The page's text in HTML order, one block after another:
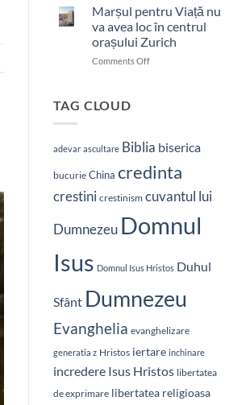
bătut
cu
brutalitate
în
Nepal:
L
pe
Marșul pentru Viață nu
va avea loc în centrul
orașului Zurich
Comments Offon
avea
loc
în
orașului
TAG CLOUD
adevar ascultare Biblia biserica
bucurie China credinta
crestini crestinism cuvantul lui
Dumnezeu Domnul
Isus Domnul Isus Hristos Duhul
Sfânt Dumnezeu
Evanghelia evanghelizare
generatia z Hristos iertare inchinare
incredere Isus Hristos libertatea
de exprimare libertatea religioasa